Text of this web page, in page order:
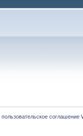
соглашение